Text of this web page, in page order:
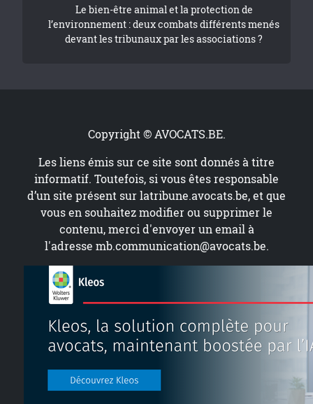
Le bien-être animal et la protection de
l’environnement : deux combats différents menés
devant les tribunaux par les associations ?
Copyright © AVOCATS.BE.
Les liens émis sur ce site sont donnés à titre
informatif. Toutefois, si vous êtes responsable
d’un site présent surlatribune.avocats.be, et que
vous en souhaitez modifier ou supprimer le
contenu, merci d'envoyer un email à
l'adresse mb.communication@avocats.be.